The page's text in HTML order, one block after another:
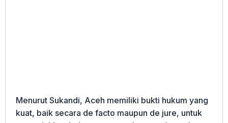
Menurut Sukandi, Aceh memiliki bukti hukum yang
kuat, baik secara de facto maupun de jure, untuk